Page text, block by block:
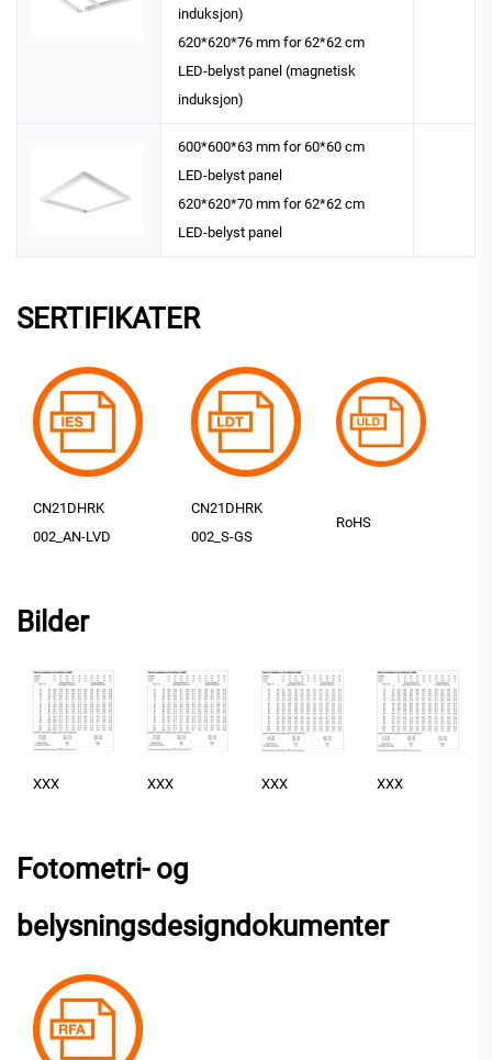
induksjon)
620*620*76 mm for 62*62 cm
LED-belyst panel (magnetisk
induksjon)
600*600*63 mm for 60*60 cm
LED-belyst panel
620*620*70 mm for 62*62 cm
LED-belyst panel
SERTIFIKATER
CN21DHRK
002_AN-LVD
CN21DHRK
002_S-GS
RoHS
Bilder
XXX XXX XXX XXX
Fotometri- og
belysningsdesigndokumenter